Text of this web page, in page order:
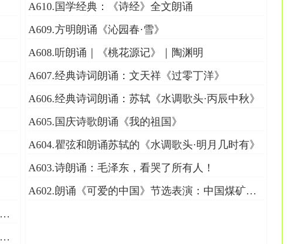
A522,【金牌时刻】齐广璞夺自由式滑雪空中技巧金牌
A530,【金牌时刻】博利舒诺夫展现强大统治力成功涅槃夺冠！冲线怒吼庆祝
A610.国学经典：《诗经》全文朗诵
A609.方明朗诵《沁园春·雪》
A608.听朗诵｜《桃花源记》｜陶渊明
A607.经典诗词朗诵：文天祥《过零丁洋》
A606.经典诗词朗诵：苏轼《水调歌头·丙辰中秋》
A605.国庆诗歌朗诵《我的祖国》
A604.瞿弦和朗诵苏轼的《水调歌头·明月几时有》
A603.诗朗诵：毛泽东，看哭了所有人！
A602.朗诵《可爱的中国》节选表演：中国煤矿文工团何恺鹏